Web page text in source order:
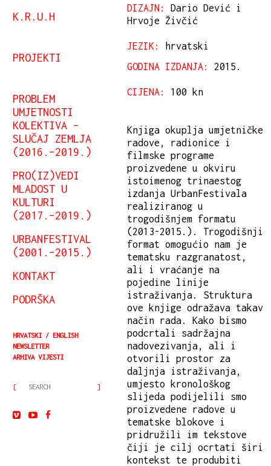
K.R.U.H
PROJEKTI
PROBLEM
UMJETNOSTI
KOLEKTIVA –
SLUČAJ ZEMLJA
(2016.–2019.)
PRO(IZ)VEDI
MLADOST U
KULTURI
(2017.–2019.)
URBANFESTIVAL
(2001.–2015.)
KONTAKT
PODRŠKA
HRVATSKI
ENGLISH
NEWSLETTER
ARHIVA VIJESTI
DIZAJN:
Dario Dević i
Hrvoje Živčić
JEZIK:
hrvatski
GODINA IZDANJA:
2015.
CIJENA: 100 kn
Knjiga okuplja umjetničke
radove, radionice i
filmske programe
proizvedene u okviru
istoimenog trinaestog
izdanja UrbanFestivala
realiziranog u
trogodišnjem formatu
(2013-2015.). Trogodišnji
format omogućio nam je
tematsku razgranatost,
ali i vraćanje na
pojedine linije
istraživanja. Struktura
ove knjige odražava takav
način rada. Kako bismo
podcrtali sadržajna
nadovezivanja, ali i
otvorili prostor za
daljnja istraživanja,
umjesto kronološkog
slijeda podijelili smo
proizvedene radove u
tematske blokove i
pridružili im tekstove
čiji je cilj ocrtati širi
kontekst te produbiti